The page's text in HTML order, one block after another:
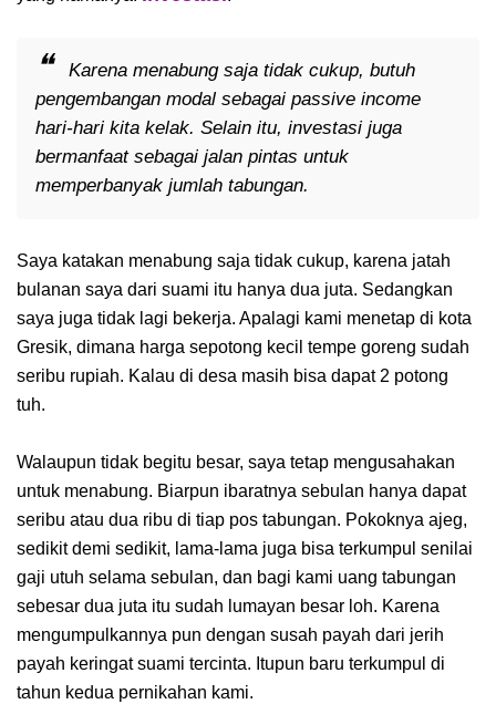
Karena menabung saja tidak cukup, butuh
pengembangan modal sebagai passive income
hari-hari kita kelak. Selain itu, investasi juga
bermanfaat sebagai jalan pintas untuk
memperbanyak jumlah tabungan.
Saya katakan menabung saja tidak cukup, karena jatah
bulanan saya dari suami itu hanya dua juta. Sedangkan
saya juga tidak lagi bekerja. Apalagi kami menetap di kota
Gresik, dimana harga sepotong kecil tempe goreng sudah
seribu rupiah. Kalau di desa masih bisa dapat 2 potong
tuh.
Walaupun tidak begitu besar, saya tetap mengusahakan
untuk menabung. Biarpun ibaratnya sebulan hanya dapat
seribu atau dua ribu di tiap pos tabungan. Pokoknya ajeg,
sedikit demi sedikit, lama-lama juga bisa terkumpul senilai
gaji utuh selama sebulan, dan bagi kami uang tabungan
sebesar dua juta itu sudah lumayan besar loh. Karena
mengumpulkannya pun dengan susah payah dari jerih
payah keringat suami tercinta. Itupun baru terkumpul di
tahun kedua pernikahan kami.